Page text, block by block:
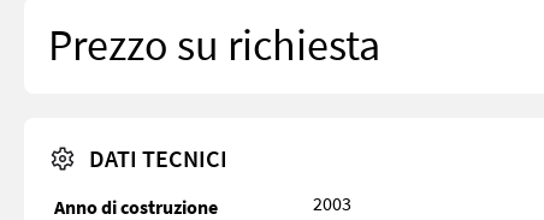
Prezzo su richiesta
DATI TECNICI
Anno di costruzione
2003